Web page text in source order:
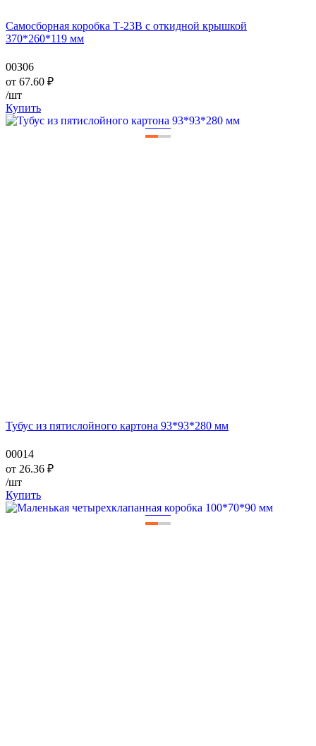
Самосборная коробка Т-23В с откидной крышкой
370*260*119 мм
00306
от 67.60 ₽
/шт
Купить
——
Тубус из пятислойного картона 93*93*280 мм
00014
от 26.36 ₽
/шт
Купить
——